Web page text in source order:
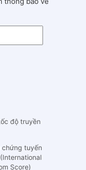
độ truyền
chứng tuyến
Score)